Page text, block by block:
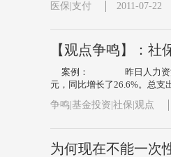
医保|支付
2011-07-22
【观点争鸣】：社
案例： 昨日人力资源和社
元，同比增长了26.6%。总支
争鸣|基金投资|社保|观点
为何现在不能一次